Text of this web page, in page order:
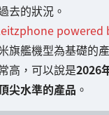
去的狀況。
powered
旗艦機型為基礎的
高，可以說是2026
尖水準的產品 。